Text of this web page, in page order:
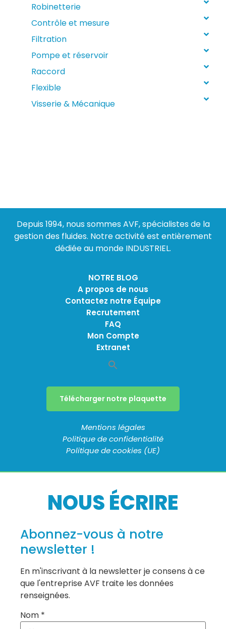
Robinetterie
Contrôle et mesure
Filtration
Pompe et réservoir
Raccord
Flexible
Visserie & Mécanique
Depuis 1994, nous sommes AVF, spécialistes de la
gestion des fluides. Notre activité est entièrement
dédiée au monde INDUSTRIEL.
NOTRE BLOG
A propos de nous
Contactez notre Équipe
Recrutement
FAQ
Mon Compte
Extranet
Télécharger notre plaquette
Mentions légales
Politique de confidentialité
Politique de cookies (UE)
NOUS ÉCRIRE
Abonnez-vous à notre
newsletter !
En m'inscrivant à la newsletter je consens à ce
que l'entreprise AVF traite les données
renseignées.
Nom *